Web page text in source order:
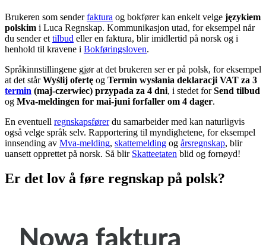
Brukeren som senderfaktura og bokfører kan enkelt velge językiem
polskim i Luca Regnskap. Kommunikasjon utad, for eksempel når
du sender et tilbud eller en faktura, blir imidlertid på norsk og i
henhold til kravene i Bokføringsloven.
Språkinnstillingene gjør at det brukeren ser er på polsk, for eksempel
at det stårWyślij ofertę og Termin wysłania deklaracji VAT za 3
termin (maj-czerwiec) przypada za 4 dni, i stedet forSend tilbud
og Mva-meldingen for mai-juni forfaller om 4 dager.
En eventuell regnskapsførerdu samarbeider med kan naturligvis
også velge språk selv. Rapportering til myndighetene, for eksempel
innsending av Mva-melding, skattemelding og årsregnskap, blir
uansett opprettet på norsk. Så blir Skatteetaten blid og fornøyd!
Er det lov å føre regnskap på polsk?